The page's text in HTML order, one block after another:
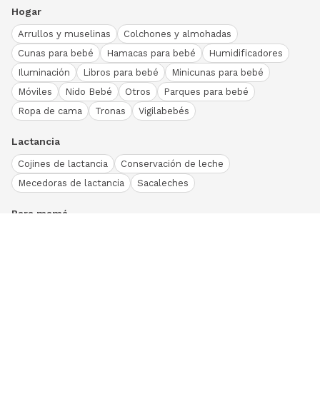
Hogar
Arrullos y muselinas
Colchones y almohadas
Cunas para bebé
Hamacas para bebé
Humidificadores
Iluminación
Libros para bebé
Minicunas para bebé
Móviles
Nido Bebé Otros
Parques para bebé
Ropa de cama
Tronas Vigilabebés
Lactancia
Cojines de lactancia
Conservación de leche
Mecedoras de lactancia
Sacaleches
Para mamá